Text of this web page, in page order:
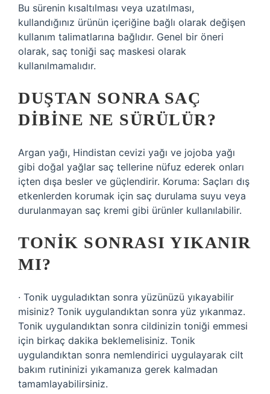
Bu sürenin kısaltılması veya uzatılması,
kullandığınız ürünün içeriğine bağlı olarak değişen
kullanım talimatlarına bağlıdır. Genel bir öneri
olarak, saç toniği saç maskesi olarak
kullanılmamalıdır.
DUŞTAN SONRA SAÇ
DIBINE NE SÜRÜLÜR?
Argan yağı, Hindistan cevizi yağı ve jojoba yağı
gibi doğal yağlar saç tellerine nüfuz ederek onları
içten dışa besler ve güçlendirir. Koruma: Saçları dış
etkenlerden korumak için saç durulama suyu veya
durulanmayan saç kremi gibi ürünler kullanılabilir.
TONIK SONRASI YIKANIR
MI?
· Tonik uyguladıktan sonra yüzünüzü yıkayabilir
misiniz? Tonik uygulandıktan sonra yüz yıkanmaz.
Tonik uygulandıktan sonra cildinizin toniği emmesi
için birkaç dakika beklemelisiniz. Tonik
uygulandıktan sonra nemlendirici uygulayarak cilt
bakım rutininizi yıkamanıza gerek kalmadan
tamamlayabilirsiniz.